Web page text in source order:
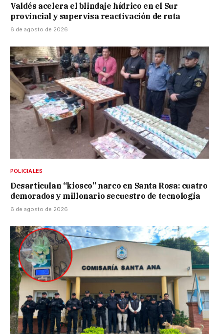
Valdés acelera el blindaje hídrico en el Sur
provincial y supervisa reactivación de ruta
6 de agosto de 2026
POLICIALES
Desarticulan “kiosco” narco en Santa Rosa: cuatro
demorados y millonario secuestro de tecnología
6 de agosto de 2026